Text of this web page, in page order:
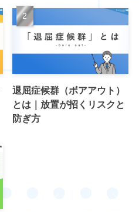
退屈症候群（ボアアウト）
とは｜放置が招くリスクと
防ぎ方